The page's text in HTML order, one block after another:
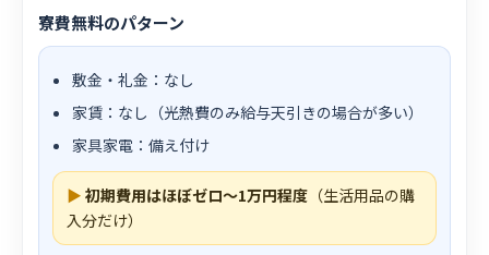
寮費無料のパターン
敷金・礼金：なし
家賃：なし（光熱費のみ給与天引きの場合が多い）
家具家電：備え付け
▶ 初期費用はほぼゼロ〜1万円程度 （生活用品の購
入分だけ）